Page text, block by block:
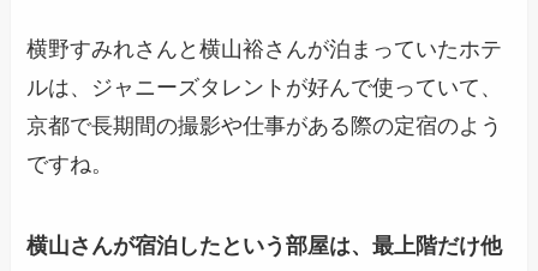
横野すみれさんと横山裕さんが泊まっていたホテ
ルは、ジャニーズタレントが好んで使っていて、
京都で長期間の撮影や仕事がある際の定宿のよう
ですね。
横山さんが宿泊したという部屋は、最上階だけ他